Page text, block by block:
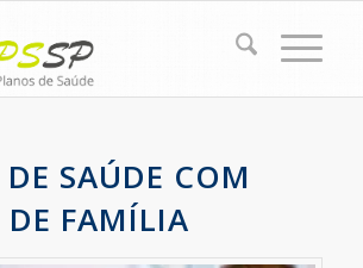
SAÚDE COM
FAMÍLIA